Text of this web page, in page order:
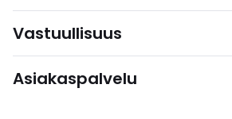
Vastuullisuus
Asiakaspalvelu